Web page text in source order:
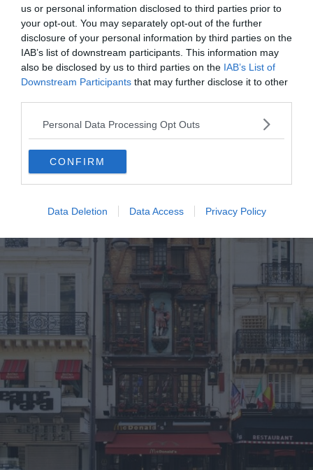
us or personal information disclosed to third parties prior to
your opt-out. You may separately opt-out of the further
disclosure of your personal information by third parties on the
IAB’s list of downstream participants. This information may
also be disclosed by us to third parties on the IAB’s List of
Downstream Participants that may further disclose it to other
Personal Data Processing Opt Outs
CONFIRM
Data Deletion Data Access Privacy Policy
Les 10 aéroports les plus fréquentés au monde
Les 10 plus grands aéroports du monde
8. Paris, France